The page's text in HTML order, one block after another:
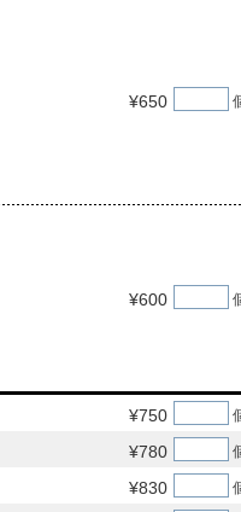
¥650
¥600
¥750
¥780
¥830